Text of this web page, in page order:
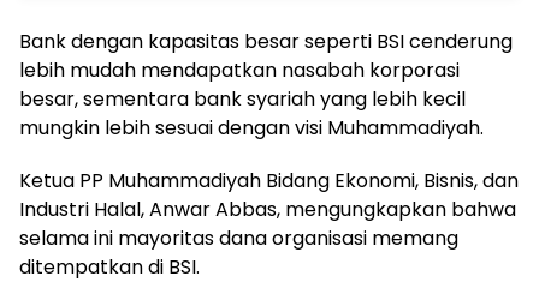
Bank dengan kapasitas besar seperti BSI cenderung
lebih mudah mendapatkan nasabah korporasi
besar, sementara bank syariah yang lebih kecil
mungkin lebih sesuai dengan visi Muhammadiyah.
Ketua PP Muhammadiyah Bidang Ekonomi, Bisnis, dan
Industri Halal, Anwar Abbas, mengungkapkan bahwa
selama ini mayoritas dana organisasi memang
ditempatkan di BSI.